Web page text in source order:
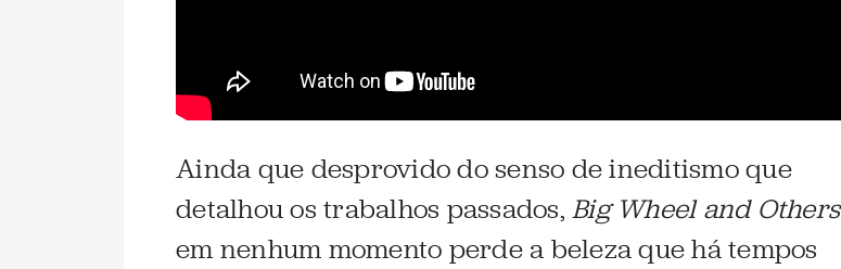
Ainda que desprovido do senso de ineditismo que
detalhou os trabalhos passados, Big Wheel and Others
em nenhum momento perde a beleza que há tempos